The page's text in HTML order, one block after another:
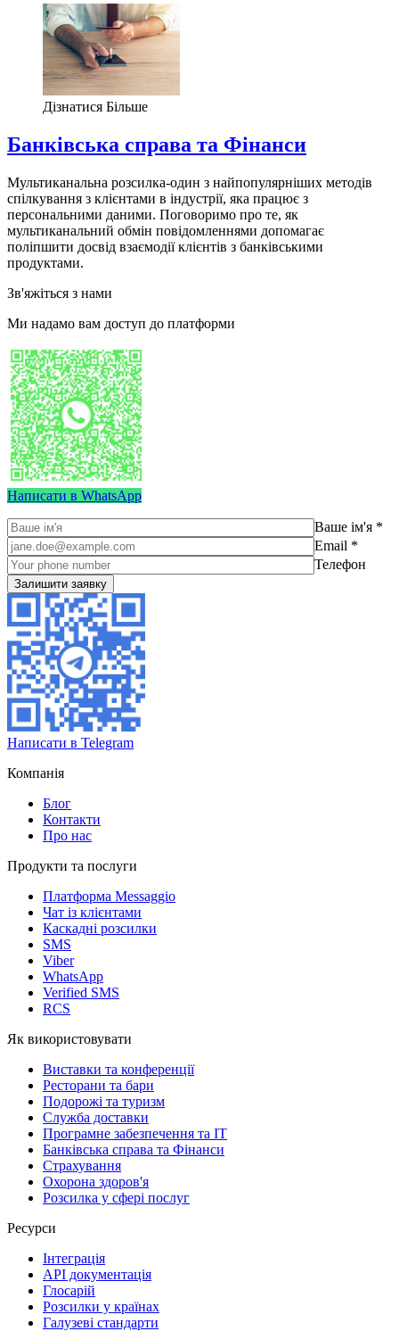
Дізнатися Більше
Банківська справа та Фінанси
Мультиканальна розсилка-один з найпопулярніших методів
спілкування з клієнтами в індустрії, яка працює з
персональними даними. Поговоримо про те, як
мультиканальний обмін повідомленнями допомагає
поліпшити досвід взаємодії клієнтів з банківськими
продуктами.
Зв'яжіться з нами
Ми надамо вам доступ до платформи
Написати в WhatsApp
Ваше ім'я *
Email *
Телефон
Написати в Telegram
Компанія
Блог
Контакти
Про нас
Продукти та послуги
Платформа Messaggio
Чат із клієнтами
Каскадні розсилки
SMS
Viber
WhatsApp
Verified SMS
RCS
Як використовувати
Виставки та конференції
Ресторани та бари
Подорожі та туризм
Служба доставки
Програмне забезпечення та IT
Банківська справа та Фінанси
Страхування
Охорона здоров'я
Розсилка у сфері послуг
Ресурси
Інтеграція
API документація
Глосарій
Розсилки у країнах
Галузеві стандарти